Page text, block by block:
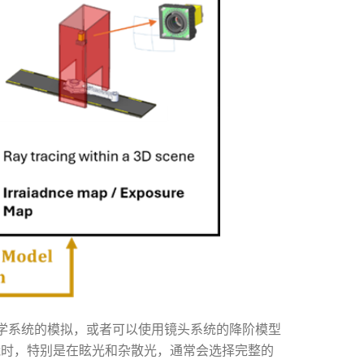
统的模拟，或者可以使用镜头系统的降阶模型
，特别是在眩光和杂散光，通常会选择完整的